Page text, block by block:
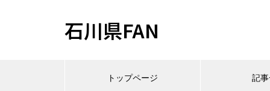
石川県FAN
トップページ 記